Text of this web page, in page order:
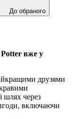
До обраного
вже у
друзями
шлях через
включаючи